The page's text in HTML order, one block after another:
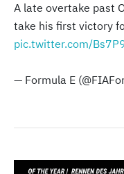
A late overtake past
take his first victory
pic.twitter.com/
— Formula E